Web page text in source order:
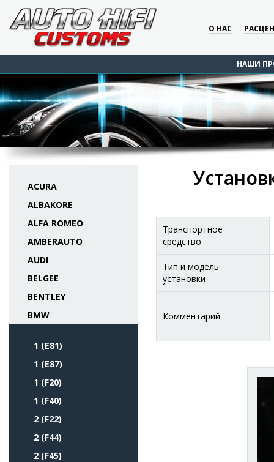
О НАС
НАШИ
ACURA
ALBAKORE
ALFA ROMEO
AMBERAUTO
AUDI
BELGEE
BENTLEY
BMW
1 (E81)
1 (E87)
1 (F20)
1 (F40)
2 (F22)
2 (F44)
2 (F45)
Транспортное
средство
Тип и модель
установки
Комментарий